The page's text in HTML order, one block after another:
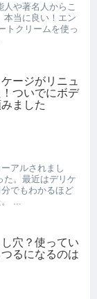
や著名人からこ
本当に良い！エン
トクリームを使っ
ージがリニュ
ついでにボデ
ました
アルされまし
た。最近はデリケ
でもわかるほど
...
穴？使ってい
るになるのは